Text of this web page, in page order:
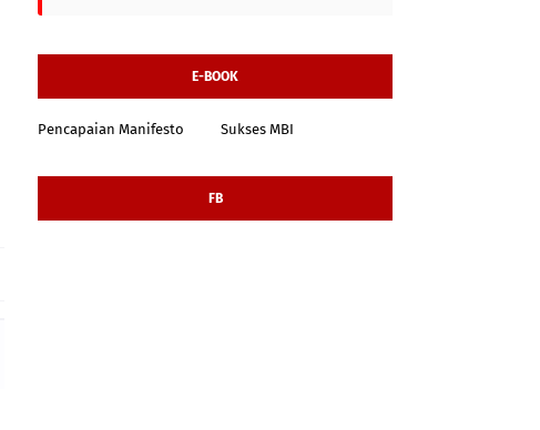
E-BOOK
Pencapaian Manifesto Sukses MBI
FB